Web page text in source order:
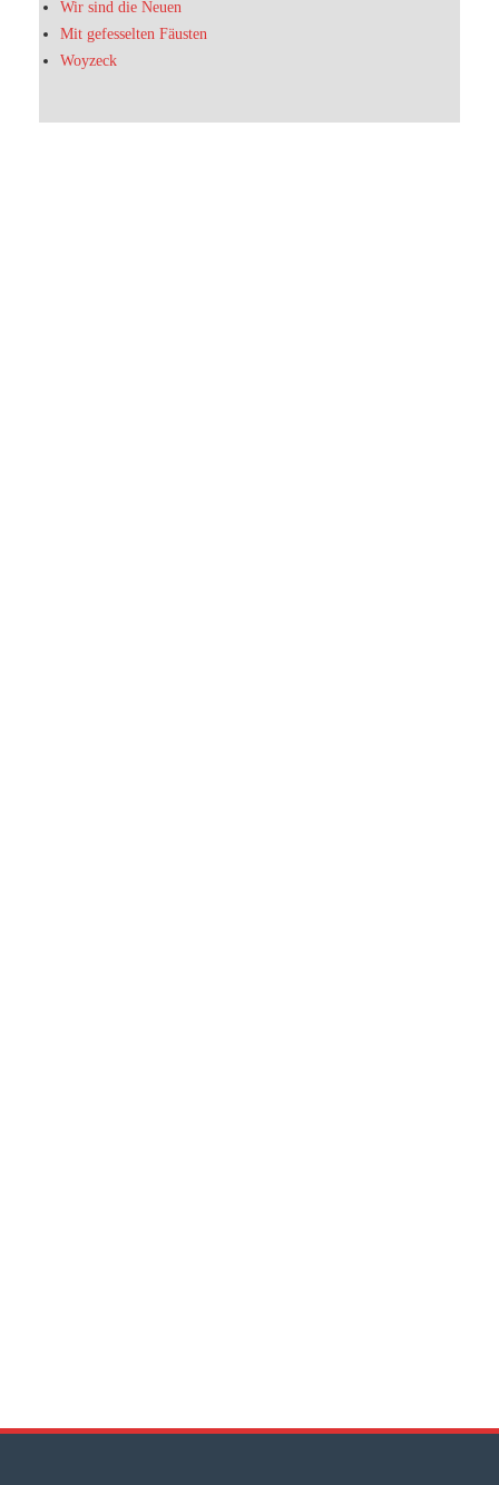
Wir sind die Neuen
Mit gefesselten Fäusten
Woyzeck